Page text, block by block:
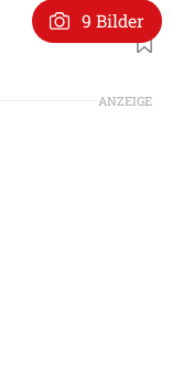
9 Bilder
ANZEIGE